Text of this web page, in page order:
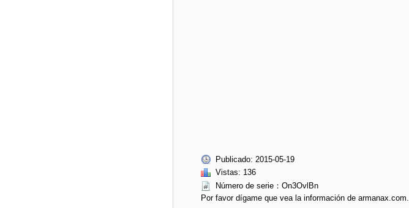
Publicado: 2015-05-19
Vistas: 136
Número de serie：On3OvlBn
Por favor dígame que vea la información de armanax.com.